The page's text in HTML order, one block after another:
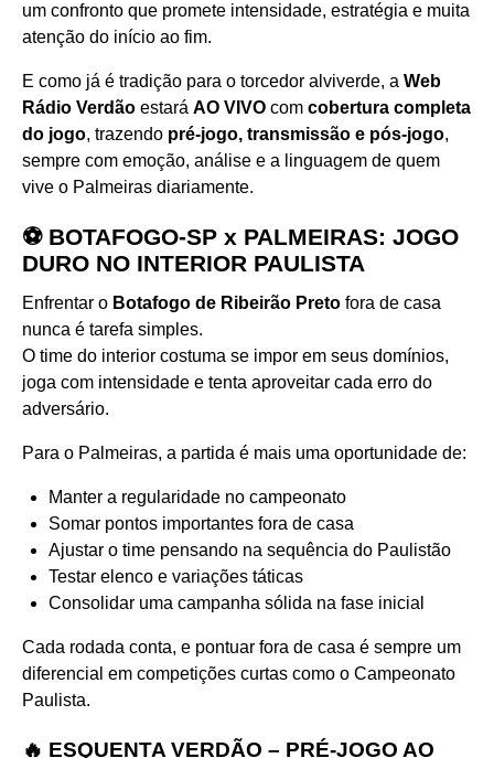
um confronto que promete intensidade, estratégia e muita
atenção do início ao fim.
E como já é tradição para o torcedor alviverde, a Web
Rádio Verdão estará AO VIVO com cobertura completa
do jogo, trazendo pré-jogo, transmissão e pós-jogo,
sempre com emoção, análise e a linguagem de quem
vive o Palmeiras diariamente.
⚽ BOTAFOGO-SP x PALMEIRAS: JOGO
DURO NO INTERIOR PAULISTA
Enfrentar o Botafogo de Ribeirão Preto fora de casa
nunca é tarefa simples.
O time do interior costuma se impor em seus domínios,
joga com intensidade e tenta aproveitar cada erro do
adversário.
Para o Palmeiras, a partida é mais uma oportunidade de:
Manter a regularidade no campeonato
Somar pontos importantes fora de casa
Ajustar o time pensando na sequência do Paulistão
Testar elenco e variações táticas
Consolidar uma campanha sólida na fase inicial
Cada rodada conta, e pontuar fora de casa é sempre um
diferencial em competições curtas como o Campeonato
Paulista.
🔥 ESQUENTA VERDÃO – PRÉ-JOGO AO